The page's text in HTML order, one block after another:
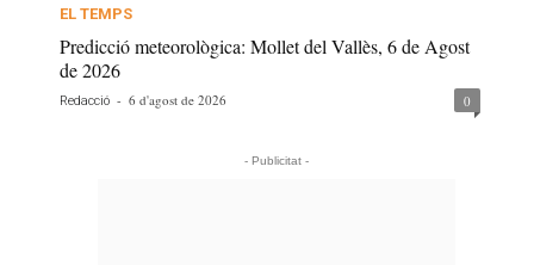
EL TEMPS
Predicció meteorològica: Mollet del Vallès, 6 de Agost
de 2026
Redacció - 6 d'agost de 2026 0
- Publicitat -